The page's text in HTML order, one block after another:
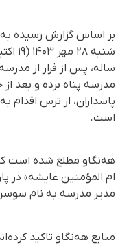
بر اساس گزارش رسیدە
ساله، پس از فرار از
مدرسه پناه برده و بعد
پاسداران، از ترس
است.
هه‌نگاو مطلع شده است
ام المؤمنین عایشه» در
مدیر مدرسه به نام
منابع هەنگاو تاکید